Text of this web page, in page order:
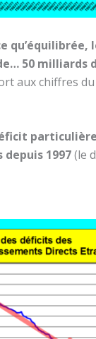
50 milliards
aux chiffres
depuis 1997(le